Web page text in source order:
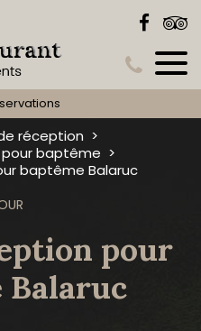
réception
baptême
baptême Balaruc
pour
Balaruc